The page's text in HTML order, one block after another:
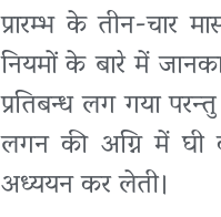
प्रारम्भ के तीन-चार
नियमों के बारे में
प्रतिबन्ध लग गया
लगन की अग्नि में घी
अध्ययन कर लेती।